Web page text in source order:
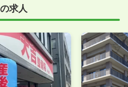
能ですので、お気軽にお申し
求人